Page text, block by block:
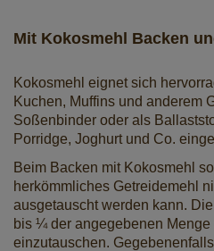
Mit Kokosmehl Backen
Kokosmehl eignet sich
Kuchen, Muffins und anderem
Soßenbinder oder als
Porridge, Joghurt und Co.
Beim Backen mit Kokosmehl
herkömmliches Getreidemehl
ausgetauscht werden kann.
bis ¼ der angegebenen Menge
einzutauschen.